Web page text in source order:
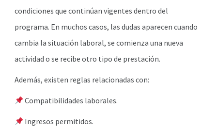
condiciones que continúan vigentes dentro del
programa. En muchos casos, las dudas aparecen cuando
cambia la situación laboral, se comienza una nueva
actividad o se recibe otro tipo de prestación.
Además, existen reglas relacionadas con:
Compatibilidades laborales.
Ingresos permitidos.